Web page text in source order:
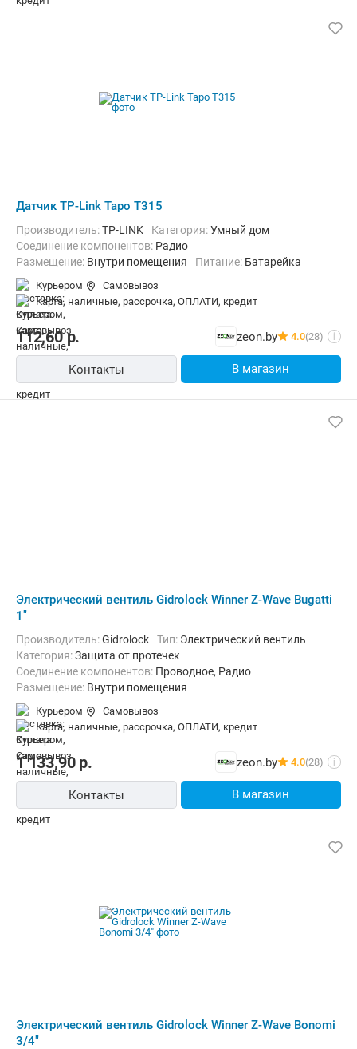
Датчик TP-Link Tapo T315
Производитель:TP-LINK Категория:Умный дом
Соединение компонентов: Радио
Размещение: Внутри помещения Питание: Батарейка
Курьером
Самовывоз
карта, наличные, рассрочка, ОПЛАТИ, кредит
112,60р. zeon.by 4.0(28) i
Контакты В магазин
Электрический вентиль Gidrolock Winner Z-Wave Bugatti
1"
Производитель:Gidrolock Тип: Электрический вентиль
Категория:Защита от протечек
Соединение компонентов: Проводное, Радио
Размещение: Внутри помещения
Курьером
Самовывоз
карта, наличные, рассрочка, ОПЛАТИ, кредит
1 133,90р. zeon.by 4.0(28) i
Контакты В магазин
Электрический вентиль Gidrolock Winner Z-Wave Bonomi
3/4"